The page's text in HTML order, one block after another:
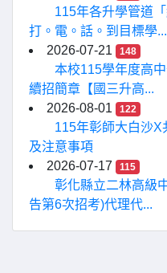
115年各升學管道
打。電。話。到目標學...
2026-07-21
148
本校115學年度高
續招簡章【國三升高...
2026-08-01
122
115年彰師大白沙X
及注意事項
2026-07-17
115
彰化縣立二林高級
告第6次招考)代理代...